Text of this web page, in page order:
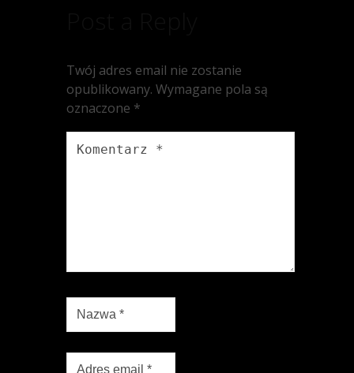
Twój adres email nie zostanie
opublikowany. Wymagane pola są
oznaczone *